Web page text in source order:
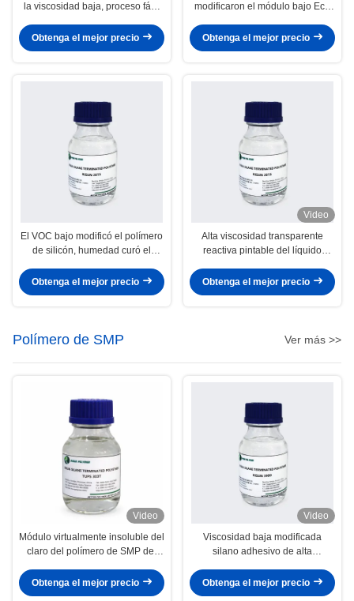
la viscosidad baja, proceso fácil
junta de dilatación
Obtenga el mejor precio
modificaron el módulo bajo Eco
Obtenga el mejor precio
El VOC bajo modificó el polímero
de silicón, humedad curó el
Obtenga el mejor precio
Video
Alta viscosidad transparente
reactiva pintable del líquido
Obtenga el mejor precio
Polímero de SMP Ver más >>
Video
Módulo virtualmente insoluble del
claro del polímero de SMP del
Obtenga el mejor precio
Video
Viscosidad baja modificada
silano adhesivo de alta
decoración del hogar
Obtenga el mejor precio